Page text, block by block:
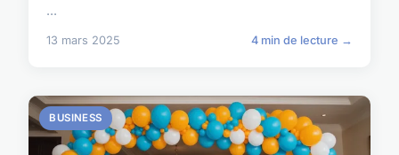
...
13 mars 2025 4 min de lecture →
BUSINESS